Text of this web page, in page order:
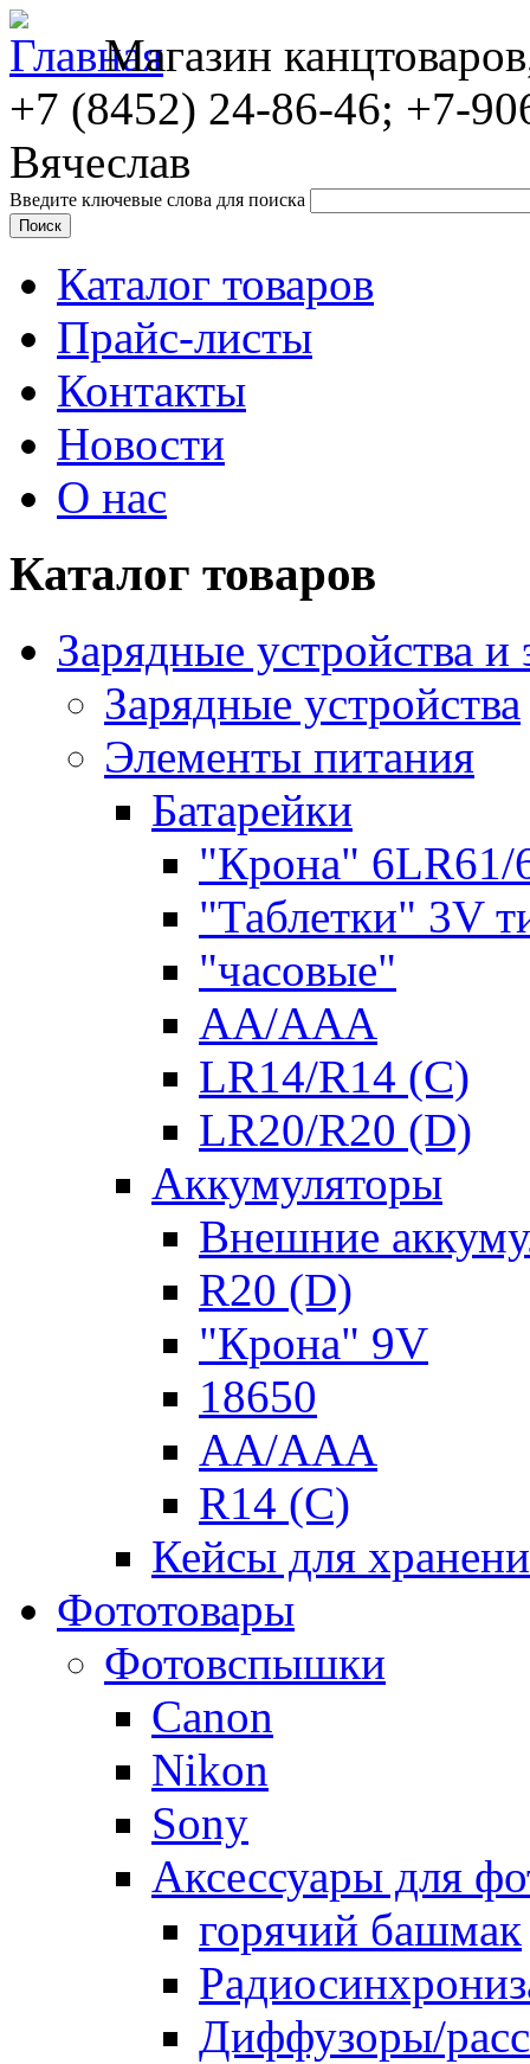
Магазин
+7 (8452) 24-86-46; +7-
Вячеслав
Введите ключевые слова для поиска
Каталог товаров
Прайс-листы
Контакты
Новости
О нас
Каталог товаров
Зарядные устройства
Зарядные устройства
Элементы питания
Батарейки
"Крона" 6LR61/
"Таблетки" 3V
"часовые"
AA/AAA
LR14/R14 (C)
LR20/R20 (D)
Аккумуляторы
Внешние
R20 (D)
"Крона" 9V
18650
AA/AAA
R14 (C)
Кейсы для
Фототовары
Фотовспышки
Canon
Nikon
Sony
Аксессуары для
горячий башмак
Диффузоры/